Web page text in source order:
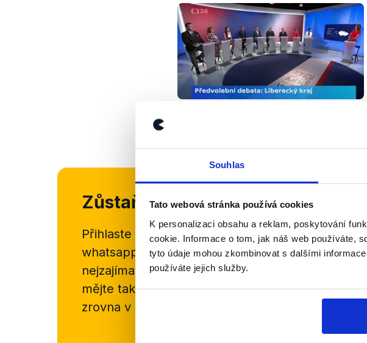
Souhlas
Tato webová stránka používá cookies
K personalizaci obsahu a reklam, poskytování
cookie. Informace o tom, jak náš web používáte,
tyto údaje mohou zkombinovat s dalšími
používáte jejich služby.
Zůstaňme v kontaktu
Přihlaste se k odběru našehonewsletteru nebo
whatsappového kanálu, kde pravidelně
nejzajímavějších článků a analýz. Začněte nás
mějte tak přehled o tom, jaké dezinformace a
zrovna v Česku šíří.